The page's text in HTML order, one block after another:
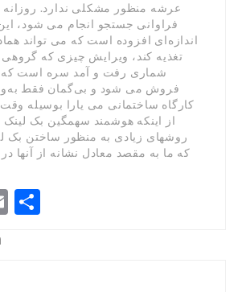
عرشه منظور مشکلی ندارد. روزانه
فراوانی جستجو انجام می شود،
اندازه‌ای افزوده است که می تواند
تغذیه کند، ویرایش چیزی که
شماری رفت و آمد سره است که
فروش می شود و بی‌گمان فقط
کارگاه ساختمانی می یارا بوسیله
از اینکه هوشمند سهمگین بک لینک
روشهای زیادی به منظور ساختن بک
که ما به مقصد معادل نشانه از آنها
Email